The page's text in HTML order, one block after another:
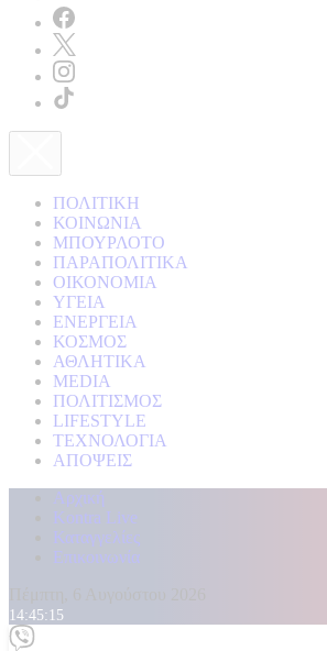
ΠΟΛΙΤΙΚΗ
ΚΟΙΝΩΝΙΑ
ΜΠΟΥΡΛΟΤΟ
ΠΑΡΑΠΟΛΙΤΙΚΑ
ΟΙΚΟΝΟΜΙΑ
ΥΓΕΙΑ
ΕΝΕΡΓΕΙΑ
ΚΟΣΜΟΣ
ΑΘΛΗΤΙΚΑ
MEDIA
ΠΟΛΙΤΙΣΜΟΣ
LIFESTYLE
ΤΕΧΝΟΛΟΓΙΑ
ΑΠΟΨΕΙΣ
Αρχική
Kontra Live
Καταγγελίες
Επικοινωνία
14:45:17